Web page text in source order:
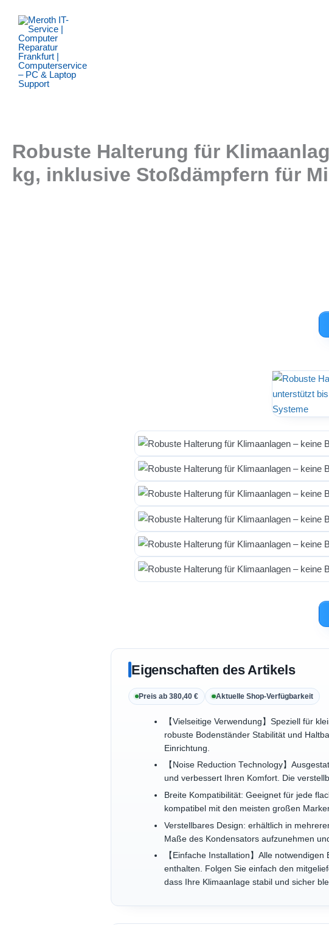
Inhalt
springen
Robuste Halterung für
kg, inklusive Stoßdämpfern für
Eigenschaften des Artikels
Preis ab 380,40 € Aktuelle Shop-Verfügbarkeit
【Vielseitige Verwendung】Speziell für
robuste Bodenständer Stabilität und
Einrichtung.
【Noise Reduction Technology】
und verbessert Ihren Komfort. Die
Breite Kompatibilität: Geeignet für jede
kompatibel mit den meisten großen
Verstellbares Design: erhältlich in
Maße des Kondensators aufzunehmen
【Einfache Installation】Alle
enthalten. Folgen Sie einfach den
dass Ihre Klimaanlage stabil und sicher